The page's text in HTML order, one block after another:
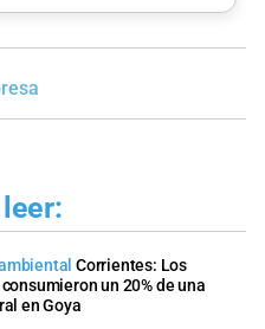
Corrientes: Los
un 20% de una
en Goya